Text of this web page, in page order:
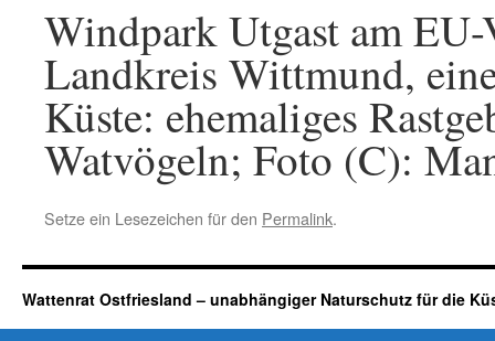
Windpark Utgast am
Landkreis Wittmund,
Küste: ehemaliges
Watvögeln; Foto (C):
Setze ein Lesezeichen für den Permalink.
Wattenrat Ostfriesland – unabhängiger Naturschutz für die